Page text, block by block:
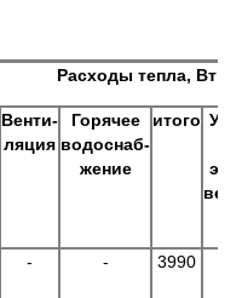
Расходы тепла, Вт
Венти-
ляция
Горячее
водоснаб-
жение
итого
- - 3990